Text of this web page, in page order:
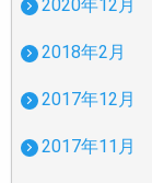
2020年12月
2018年2月
2017年12月
2017年11月